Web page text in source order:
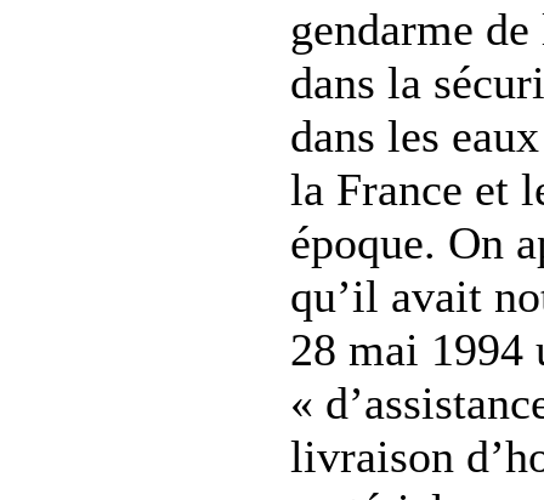
gendarme
dans la
dans les
la France et
époque. On
qu’il avait
28 mai 1994
«
livraison